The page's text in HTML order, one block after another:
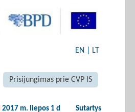
EN LT
Prisijungimas prie CVP IS
2017 m. liepos 1 d Sutartys